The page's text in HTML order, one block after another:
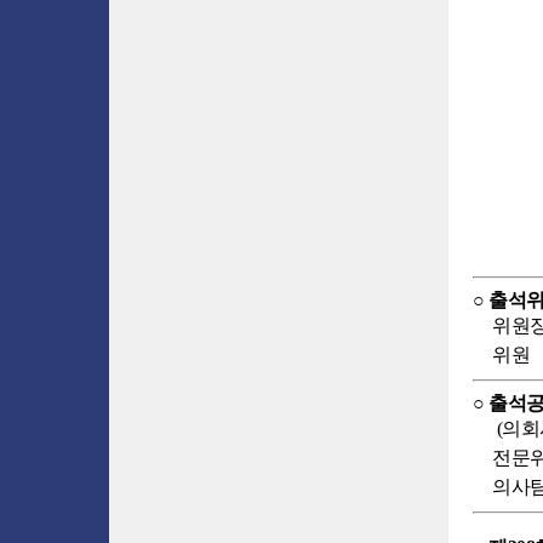
○ 출석
위원
위원
○ 출석
(의회
전문
의사